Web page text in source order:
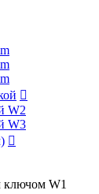

W2
W3

ключом W1